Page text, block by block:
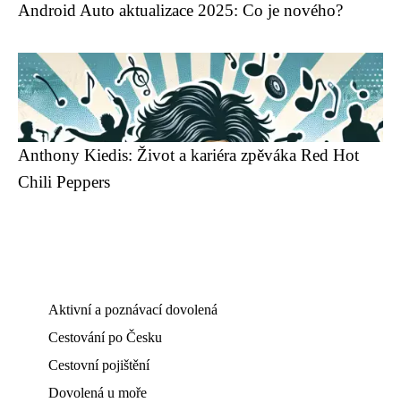
Android Auto aktualizace 2025: Co je nového?
Anthony Kiedis: Život a kariéra zpěváka Red Hot
Chili Peppers
Aktivní a poznávací dovolená
Cestování po Česku
Cestovní pojištění
Dovolená u moře